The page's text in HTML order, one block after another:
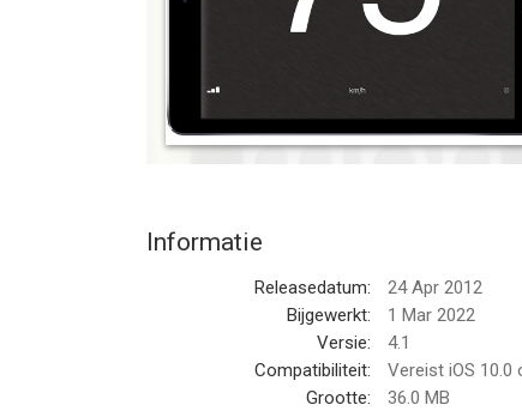
Informatie
Releasedatum:
24 Apr 2012
Bijgewerkt:
1 Mar 2022
Versie:
4.1
Compatibiliteit:
Vereist iOS 10.0
Grootte:
36.0 MB